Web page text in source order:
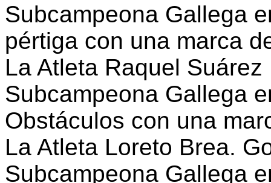
Subcampeona Gallega
pértiga con una marca
La Atleta Raquel
Subcampeona Gallega
Obstáculos con una
La Atleta Loreto Brea.
Subcampeona Gallega